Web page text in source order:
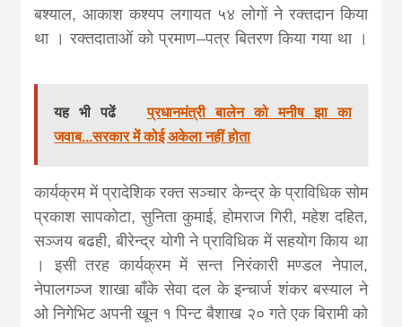
बश्याल,आकाश कश्यप लगायत ५४ लोगों ने रक्तदान किया
था । रक्तदाताओं को प्रमाण–पत्र बितरण किया गया था ।
यह भी पढें
प्रधानमंत्री बालेन को मनीष झा का
जवाब...सरकार में कोई अकेला नहीं होता
कार्यक्रम में प्रादेशिक रक्त सञ्चार केन्द्र के प्राविधिक सोम
प्रकाश सापकोटा,सुनिता कुमाई,होमराज गिरी,महेश दहित,
सञ्जय बढही,बीरेन्द्र योगी ने प्राविधिक में सहयोग किाय था
। इसी तरह कार्यक्रम में सन्त निरंकारी मण्डल नेपाल,
नेपालगञ्ज शाखा बाँके सेवा दल के इन्चार्ज शंकर बस्याल ने
ओ निगेभिट अपनी खून १ पिन्ट बैशाख २० गते एक बिरामी को